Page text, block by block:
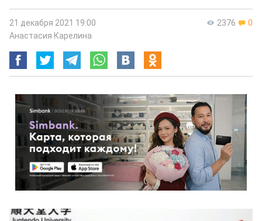
2376 0
21 декабря 2021 19:00
Анастасия Карелина